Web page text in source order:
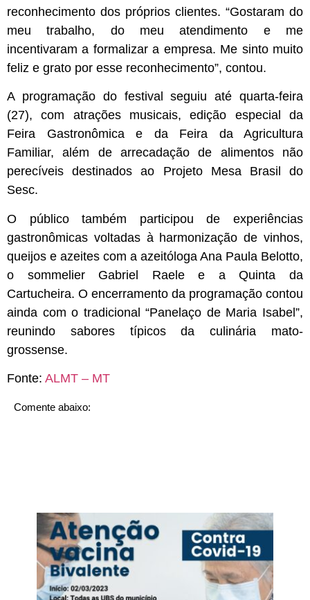
reconhecimento dos próprios clientes. “Gostaram do
meu trabalho, do meu atendimento e me
incentivaram a formalizar a empresa. Me sinto muito
feliz e grato por esse reconhecimento”, contou.
A programação do festival seguiu até quarta-feira
(27), com atrações musicais, edição especial da
Feira Gastronômica e da Feira da Agricultura
Familiar, além de arrecadação de alimentos não
perecíveis destinados ao Projeto Mesa Brasil do
Sesc.
O público também participou de experiências
gastronômicas voltadas à harmonização de vinhos,
queijos e azeites com a azeitóloga Ana Paula Belotto,
o sommelier Gabriel Raele e a Quinta da
Cartucheira. O encerramento da programação contou
ainda com o tradicional “Panelaço de Maria Isabel”,
reunindo sabores típicos da culinária mato-
grossense.
Fonte: ALMT – MT
Comente abaixo: